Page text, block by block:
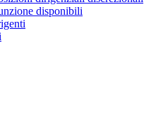
disponibili